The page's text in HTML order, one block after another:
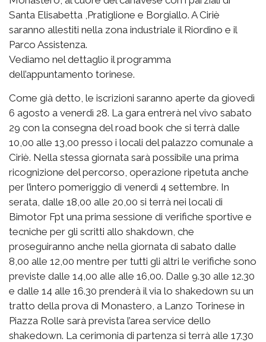
Santa Elisabetta ,Pratiglione e Borgiallo. A Ciriè
saranno allestiti nella zona industriale il Riordino e il
Parco Assistenza.
Vediamo nel dettaglio il programma
dell’appuntamento torinese.
Come già detto, le iscrizioni saranno aperte da giovedì
6 agosto a venerdì 28. La gara entrerà nel vivo sabato
29 con la consegna del road book che si terrà dalle
10,00 alle 13,00 presso i locali del palazzo comunale a
Ciriè. Nella stessa giornata sarà possibile una prima
ricognizione del percorso, operazione ripetuta anche
per l’intero pomeriggio di venerdì 4 settembre. In
serata, dalle 18,00 alle 20,00 si terrà nei locali di
Bimotor Fpt una prima sessione di verifiche sportive e
tecniche per gli scritti allo shakdown, che
proseguiranno anche nella giornata di sabato dalle
8,00 alle 12,00 mentre per tutti gli altri le verifiche sono
previste dalle 14,00 alle alle 16,00. Dalle 9.30 alle 12.30
e dalle 14 alle 16.30 prenderà il via lo shakedown su un
tratto della prova di Monastero, a Lanzo Torinese in
Piazza Rolle sarà prevista l’area service dello
shakedown. La cerimonia di partenza si terrà alle 17.30